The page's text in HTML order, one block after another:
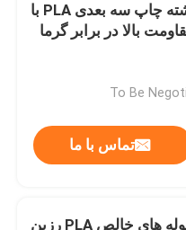
SPL501 رشته چاپ سه بعدی PLA با
بالا در برابر گرما
تماس با ما
SPL501 گلوله های خالص PLA رزین